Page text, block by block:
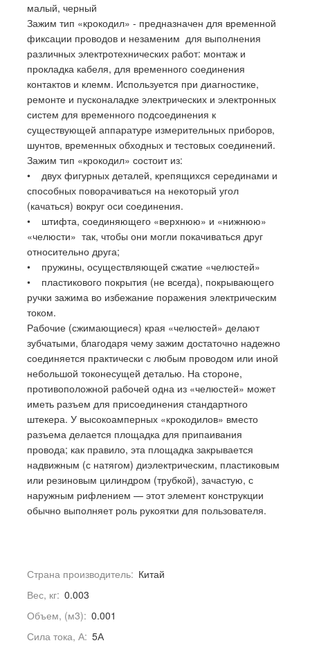
малый, черный
Зажим тип «крокодил» - предназначен для временной
фиксации проводов и незаменим для выполнения
различных электротехнических работ: монтаж и
прокладка кабеля, для временного соединения
контактов и клемм. Используется при диагностике,
ремонте и пусконаладке электрических и электронных
систем для временного подсоединения к
существующей аппаратуре измерительных приборов,
шунтов, временных обходных и тестовых соединений.
Зажим тип «крокодил» состоит из:
• двух фигурных деталей, крепящихся серединами и
способных поворачиваться на некоторый угол
(качаться) вокруг оси соединения.
• штифта, соединяющего «верхнюю» и «нижнюю»
«челюсти» так, чтобы они могли покачиваться друг
относительно друга;
• пружины, осуществляющей сжатие «челюстей»
• пластикового покрытия (не всегда), покрывающего
ручки зажима во избежание поражения электрическим
током.
Рабочие (сжимающиеся) края «челюстей» делают
зубчатыми, благодаря чему зажим достаточно надежно
соединяется практически с любым проводом или иной
небольшой токонесущей деталью. На стороне,
противоположной рабочей одна из «челюстей» может
иметь разъем для присоединения стандартного
штекера. У высокоамперных «крокодилов» вместо
разъема делается площадка для припаивания
провода; как правило, эта площадка закрывается
надвижным (с натягом) диэлектрическим, пластиковым
или резиновым цилиндром (трубкой), зачастую, с
наружным рифлением — этот элемент конструкции
обычно выполняет роль рукоятки для пользователя.
Страна производитель: Китай
Вес, кг: 0.003
Объем, (м3): 0.001
Сила тока, А: 5А